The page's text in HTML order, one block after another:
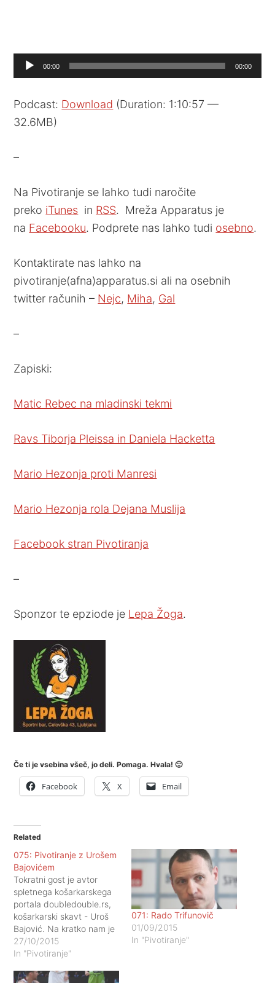
Audio
Player
00:00 00:00
Podcast: Download (Duration: 1:10:57 —
32.6MB)
–
Na Pivotiranje se lahko tudi naročite
preko iTunes in RSS. Mreža Apparatus je
na Facebooku. Podprete nas lahko tudi osebno.
Kontaktirate nas lahko na
pivotiranje(afna)apparatus.si ali na osebnih
twitter računih – Nejc, Miha, Gal
–
Zapiski:
Matic Rebec na mladinski tekmi
Ravs Tiborja Pleissa in Daniela Hacketta
Mario Hezonja proti Manresi
Mario Hezonja rola Dejana Muslija
Facebook stran Pivotiranja
–
Sponzor te epziode je Lepa Žoga.
Če ti je vsebina všeč, jo deli. Pomaga. Hvala! 🙂
Facebook X Email
Related
075: Pivotiranje z Urošem
Bajovićem
Tokratni gost je avtor
spletnega košarkarskega
portala doubledouble.rs,
košarkarski skavt - Uroš
Bajović. Na kratko nam je
podal svojo nalizo
nekaterih ekip v letošnji
posvečena tudi celotna
27/10/2015
In "Pivotiranje"
071: Rado Trifunovič
01/09/2015
In "Pivotiranje"